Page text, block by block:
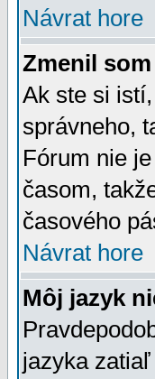
Návrat hore
Zmenil
Ak ste si
správneho,
Fórum nie
časom,
časového
Návrat hore
Môj jazyk
jazyka